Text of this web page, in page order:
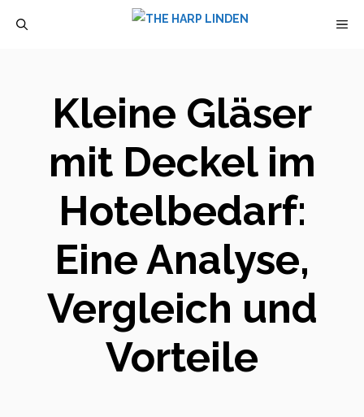
Kleine Gläser
mit Deckel im
Hotelbedarf:
Eine Analyse,
Vergleich und
Vorteile